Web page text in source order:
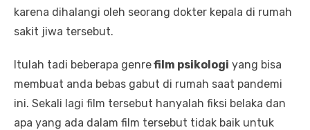
karena dihalangi oleh seorang dokter kepala di rumah
sakit jiwa tersebut.
Itulah tadi beberapa genrefilm psikologi yang bisa
membuat anda bebas gabut di rumah saat pandemi
ini. Sekali lagi film tersebut hanyalah fiksi belaka dan
apa yang ada dalam film tersebut tidak baik untuk